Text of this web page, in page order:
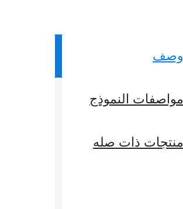
وصف
مواصفات النموذج
منتجات ذات صله